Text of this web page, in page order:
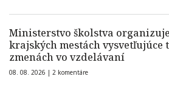
Ministerstvo školstva
krajských mestách vysvetľujúce
zmenách vo vzdelávaní
08. 08. 2026 | 2 komentáre